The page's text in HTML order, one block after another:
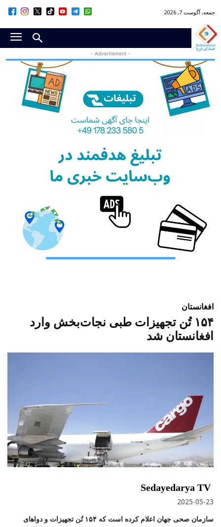
جمعه, آگوست 7, 2026
- Advertisment -
افغانستان
۱۵۴ تُن تجهیزات طبی نجات‌بخش وارد
افغانستان شد
Sedayedarya TV
2025-05-23
سازمان صحی جهان اعلام کرده است که ۱۵۴ تُن تجهیزات و دواهای